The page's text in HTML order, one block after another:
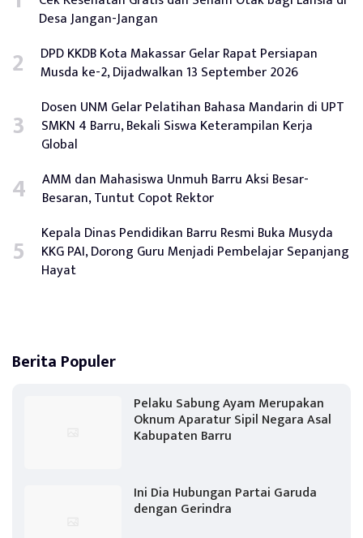
Desa Jangan-Jangan
DPD KKDB Kota Makassar Gelar Rapat Persiapan
Musda ke-2, Dijadwalkan 13 September 2026
Dosen UNM Gelar Pelatihan Bahasa Mandarin di UPT
SMKN 4 Barru, Bekali Siswa Keterampilan Kerja
Global
AMM dan Mahasiswa Unmuh Barru Aksi Besar-
Besaran, Tuntut Copot Rektor
Kepala Dinas Pendidikan Barru Resmi Buka Musyda
KKG PAI, Dorong Guru Menjadi Pembelajar Sepanjang
Hayat
Berita Populer
Pelaku Sabung Ayam Merupakan
Oknum Aparatur Sipil Negara Asal
Kabupaten Barru
Ini Dia Hubungan Partai Garuda
dengan Gerindra